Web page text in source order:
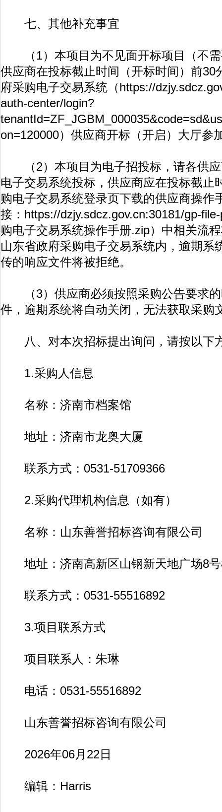
七、其他补充事宜
（1）本项目为不见面开标项目（不需
供应商在投标截止时间（开标时间）前30
府采购电子交易系统（https://
auth-center/login?
on=120000）供应商开标（开启）大厅参
（2）本项目为电子招投标，请各供应
电子交易系统投标，供应商应在投标截止
购电子交易系统登录页下载的供应商操作
接： https://dzjy.sdcz.gov.cn:30181/gp-
购电子交易系统操作手册.zip）中相关流
山东省政府采购电子交易系统内，逾期系
传的响应文件将被拒绝。
（3）供应商必须按照采购公告要求的
件，逾期系统将自动关闭，无法获取采购
八、对本次招标提出询问，请按以下
1.采购人信息
名称：济南市档案馆
地址：济南市龙奥大厦
联系方式：0531-51709366
2.采购代理机构信息（如有）
名称：山东善誉招标咨询有限公司
地址：济南高新区山钢新天地广场8号
联系方式：0531-55516892
3.项目联系方式
项目联系人：朱琳
电话：0531-55516892
山东善誉招标咨询有限公司
2026年06月22日
编辑：Harris